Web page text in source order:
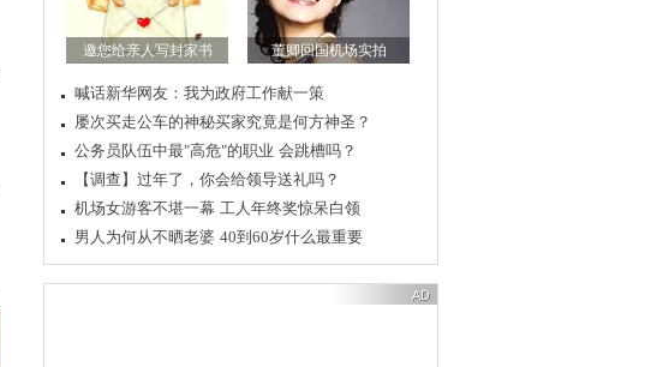
中纪委解开公众一惑 上春晚次数最多10大明星
贪官连同学都不放过的“规矩”是怎炼成的
想起迎接澳门回归那一年，我临危受命
多少官二代在法院吃空饷? 治"空饷"先免谁
讽刺，山东“首虎”廉政会后被查惊醒谁？
官员与女下属男友因何斗殴 贪官家惊人发现
上海高官为何突被查 "鲁虎"王敏三大鲜明特征